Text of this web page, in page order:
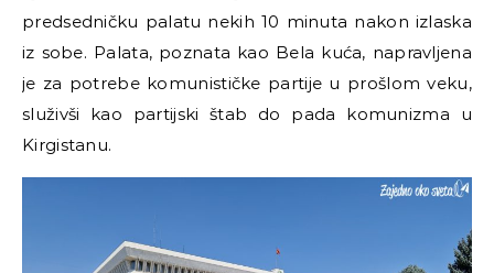
predsedničku palatu nekih 10 minuta nakon izlaska
iz sobe. Palata, poznata kao Bela kuća, napravljena
je za potrebe komunističke partije u prošlom veku,
služivši kao partijski štab do pada komunizma u
Kirgistanu.